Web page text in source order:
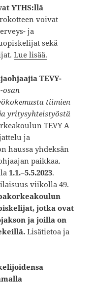
YTHS:llä
voivat
ja
sekä
Lue lisää.
TEVY-
osan
tiimien
yritysyhteistyöstä
TEVY A
ja
haussa yhdeksän
paikkaa.
1.1.–5.5.2023.
viikolla 49.
jotka ovat
ja joilla on
Lisätietoa ja